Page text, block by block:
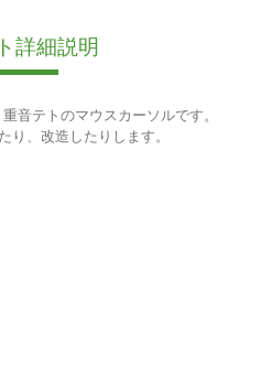
詳細説明
音テトのマウスカーソルです。
り、改造したりします。